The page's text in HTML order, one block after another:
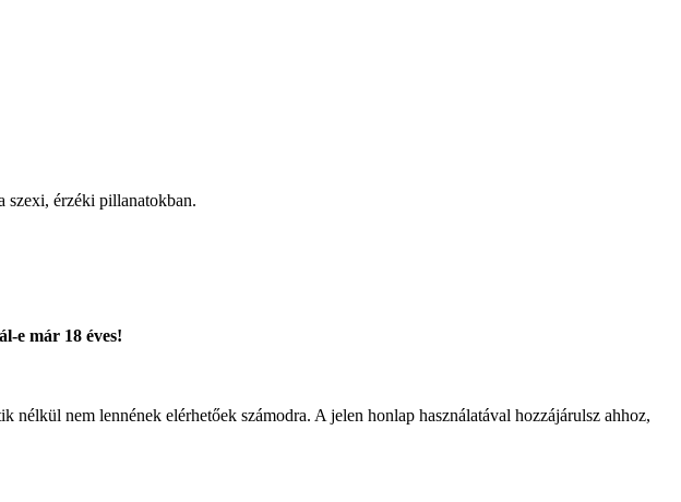
szexi, érzéki pillanatokban.
e már 18 éves!
nem lennének elérhetőek számodra. A jelen honlap használatával hozzájárulsz ahhoz,